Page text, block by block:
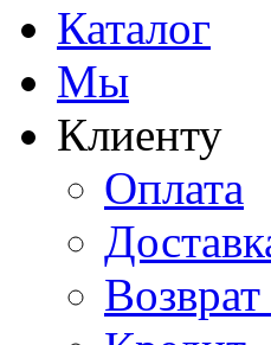
Каталог
Мы
Клиенту
Оплата